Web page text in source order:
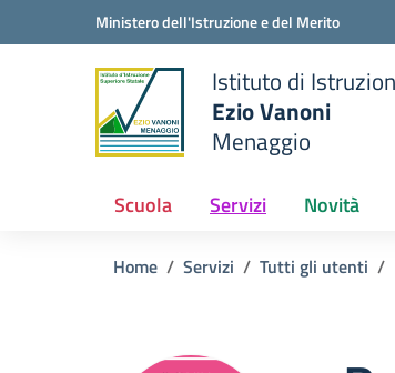
Vai ai contenuti
Vai al menu di navigazioneMinistero dell'Istruzione e del Merito
scuola
Istituto di
Ezio Vanoni
Menaggio
Scuola Servizi Novità
Home Servizi Tutti gli utenti